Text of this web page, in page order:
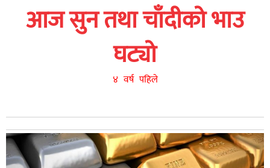
नेपाली
युनिकोड
आज सुन तथा चाँदीको भाउ
घट्यो
४ वर्ष पहिले